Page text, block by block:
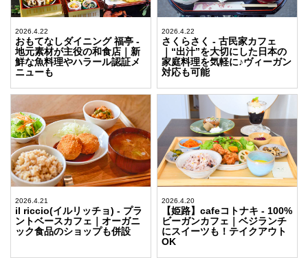
2026.4.22
おもてなしダイニング 福亭 -
地元素材が主役の和食店｜新
鮮な魚料理やハラール認証メ
ニューも
2026.4.22
さくらさく - 古民家カフェ
｜“出汁”を大切にした日本の
家庭料理を気軽に♪ヴィーガン
対応も可能
2026.4.21
il riccio(イルリッチョ) - プラ
ントベースカフェ｜オーガニ
ック食品のショップも併設
2026.4.20
【姫路】cafeコトナキ - 100%
ビーガンカフェ｜ベジランチ
にスイーツも！テイクアウト
OK